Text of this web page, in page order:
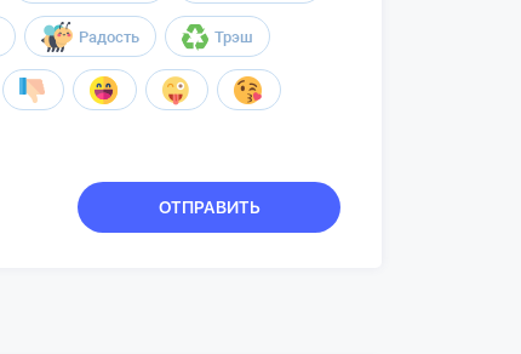
Радость Трэш
ОТПРАВИТЬ